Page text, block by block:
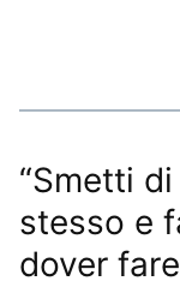
“Smetti
stesso e
dover